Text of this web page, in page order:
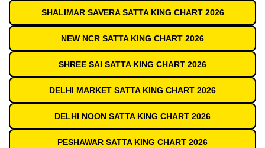
SHALIMAR SAVERA SATTA KING CHART 2026
NEW NCR SATTA KING CHART 2026
SHREE SAI SATTA KING CHART 2026
DELHI MARKET SATTA KING CHART 2026
DELHI NOON SATTA KING CHART 2026
PESHAWAR SATTA KING CHART 2026